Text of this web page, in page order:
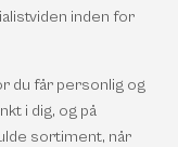
inden for
du får personlig og
i dig, og på
sortiment, når